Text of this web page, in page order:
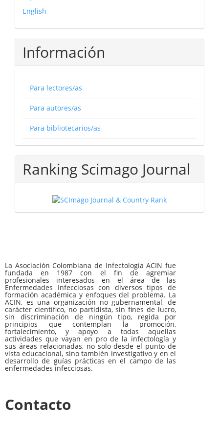
English
Información
Para lectores/as
Para autores/as
Para bibliotecarios/as
Ranking Scimago Journal
La Asociación Colombiana de Infectología ACIN fue
fundada en 1987 con el fin de agremiar
profesionales interesados en el área de las
Enfermedades Infecciosas con diversos tipos de
formación académica y enfoques del problema. La
ACIN, es una organización no gubernamental, de
carácter científico, no partidista, sin fines de lucro,
sin discriminación de ningún tipo, regida por
principios que contemplan la promoción,
fortalecimiento, y apoyo a todas aquellas
actividades que vayan en pro de la infectología y
sus áreas relacionadas, no solo desde el punto de
vista educacional, sino también investigativo y en el
desarrollo de guías prácticas en el campo de las
enfermedades infecciosas.
Contacto